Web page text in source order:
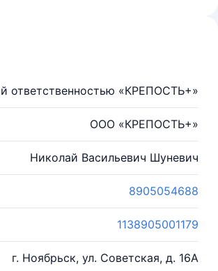
ответственностью «КРЕПОСТЬ+»
ООО «КРЕПОСТЬ+»
Николай Васильевич Шуневич
8905054688
1138905001179
г. Ноябрьск, ул. Советская, д. 16А